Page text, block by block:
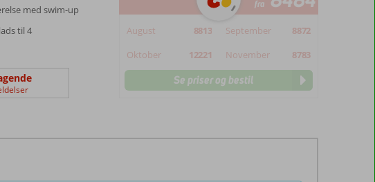
med swim-up
til 4
fra
August 8813 September
8872
Oktober
12221 November 8783
Se priser og bestil